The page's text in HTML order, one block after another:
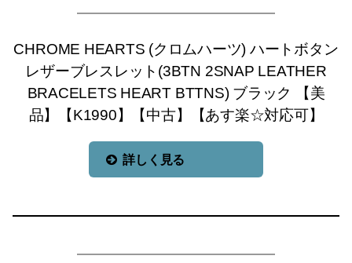
CHROME HEARTS (クロムハーツ) ハートボタン
レザーブレスレット(3BTN 2SNAP LEATHER
BRACELETS HEART BTTNS) ブラック 【美
品】【K1990】【中古】【あす楽☆対応可】
詳しく見る